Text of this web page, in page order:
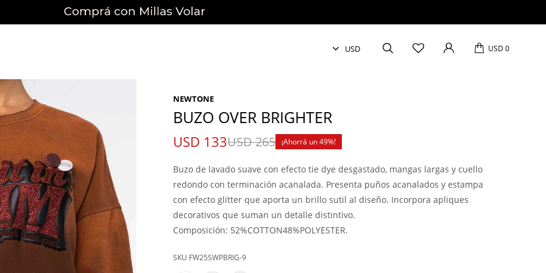
USD 0
NEWTONE
BUZO OVER BRIGHTER
USD 133USD265 49
Buzo de lavado suave con efecto tie dye desgastado, mangas largas y cuello
redondo con terminación acanalada. Presenta puños acanalados y estampa
con efecto glitter que aporta un brillo sutil al diseño. Incorpora apliques
decorativos que suman un detalle distintivo.
Composición: 52%COTTON48%POLYESTER.
FW25SWPBRIG-9